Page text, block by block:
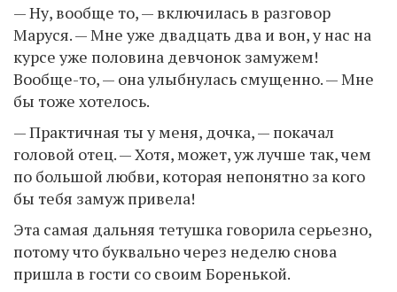
— Ну, вообще то, — включилась в разговор
Маруся. — Мне уже двадцать два и вон, у нас на
курсе уже половина девчонок замужем!
Вообще-то, — она улыбнулась смущенно. — Мне
бы тоже хотелось.
— Практичная ты у меня, дочка, — покачал
головой отец. — Хотя, может, уж лучше так, чем
по большой любви, которая непонятно за кого
бы тебя замуж привела!
Эта самая дальняя тетушка говорила серьезно,
потому что буквально через неделю снова
пришла в гости со своим Боренькой.